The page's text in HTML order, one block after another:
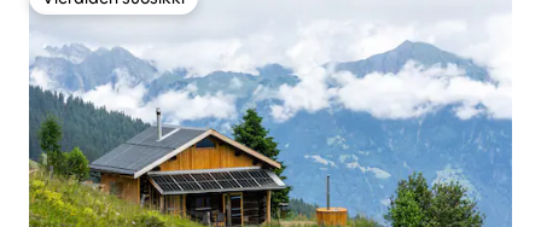
Vieraiden suosikki